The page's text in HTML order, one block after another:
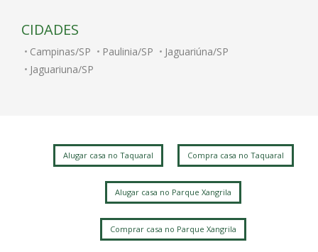
CIDADES
Campinas/SP Paulinia/SP
Jaguariúna/SP
Jaguariuna/SP
Alugar casa no Taquaral Compra casa no Taquaral
Alugar casa no Parque Xangrila
Comprar casa no Parque Xangrila